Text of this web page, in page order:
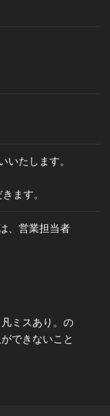
いたします。
ます。
、営業担当者
ミスあり。の
できないこと